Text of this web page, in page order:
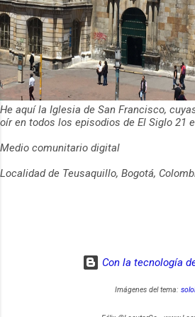
He aquí la Iglesia de San Francisco,
oír en todos los episodios de El Siglo 21
Medio comunitario digital
Localidad de Teusaquillo, Bogotá,
Con la tecnología
Imágenes del tema: